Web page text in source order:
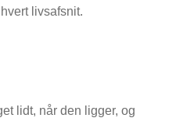
livsafsnit.
lidt, når den ligger, og